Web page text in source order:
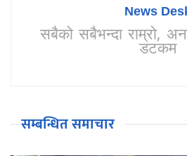
News
सबैको सबैभन्दा राम्रो,
डटकम
सम्बन्धित समाचार